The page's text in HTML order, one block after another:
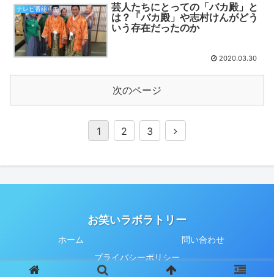
テレビ番組
芸人たちにとっての「バカ殿」と
は？「バカ殿」や志村けんがどう
いう存在だったのか
2020.03.30
次のページ
1 2 3
お笑いラボラトリー
ホーム
問い合わせ
プライバシーポリシー